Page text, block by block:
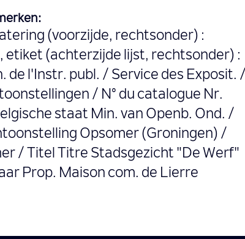
(voorzijde, rechtsonder) :
etiket (achterzijde lijst, rechtsonder) :
de l'Instr. publ. / Service des Exposit. /
/ N° du catalogue Nr.
staat Min. van Openb. Ond. /
Opsomer (Groningen) /
/ Titel Titre Stadsgezicht "De Werf"
Prop. Maison com. de Lierre